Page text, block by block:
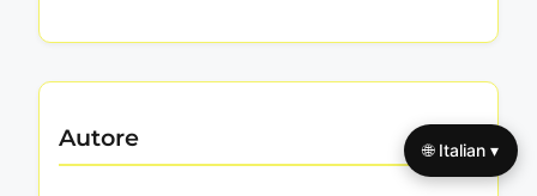
Autore 🌐 Italian ▾